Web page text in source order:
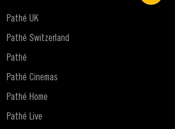
Pathé UK
Pathé Switzerland
Pathé
Pathé Cinemas
Pathé Home
Pathé Live